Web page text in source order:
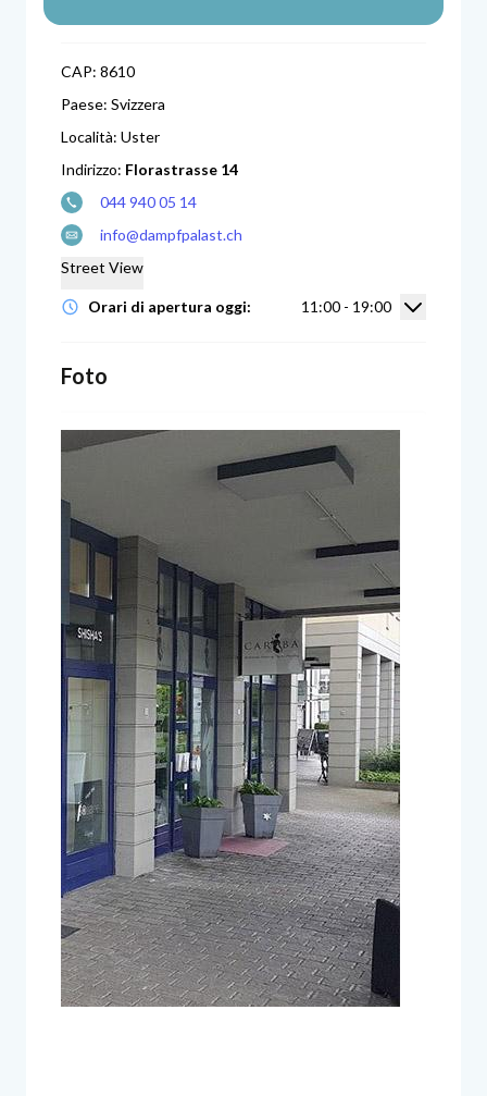
CAP: 8610
Paese: Svizzera
Località: Uster
Indirizzo: Florastrasse 14
044 940 05 14
info@dampfpalast.ch
Street View
Orari di apertura oggi: 11:00 - 19:00 Mostra/
Foto